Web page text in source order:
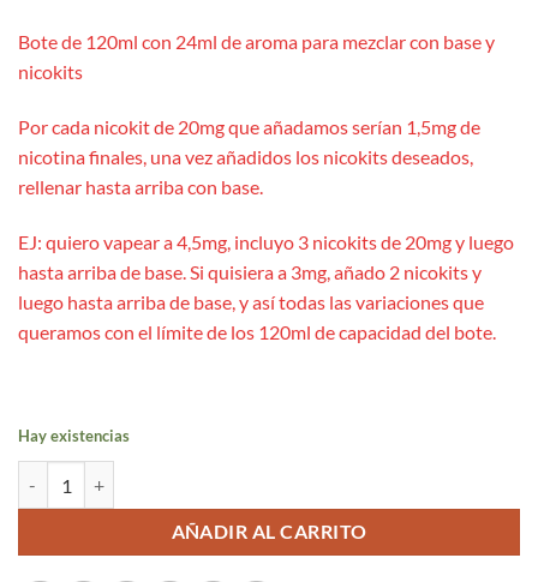
Bote de 120ml con 24ml de aroma para mezclar con base y
nicokits
Por cada nicokit de 20mg que añadamos serían 1,5mg de
nicotina finales, una vez añadidos los nicokits deseados,
rellenar hasta arriba con base.
EJ: quiero vapear a 4,5mg, incluyo 3 nicokits de 20mg y luego
hasta arriba de base. Si quisiera a 3mg, añado 2 nicokits y
luego hasta arriba de base, y así todas las variaciones que
queramos con el límite de los 120ml de capacidad del bote.
Hay existencias
AÑADIR AL CARRITO